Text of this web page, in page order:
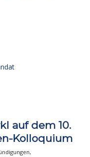
auf dem 10.
Kolloquium
,